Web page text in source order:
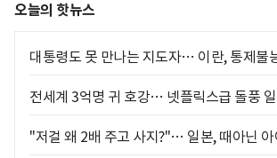
오늘의 핫뉴스
대통령도 못 만나는 지도자… 이란, 통제불
전세계 3억명 귀 호강… 넷플릭스급 돌풍
"저걸 왜 2배 주고 사지?"… 일본, 때아닌 아